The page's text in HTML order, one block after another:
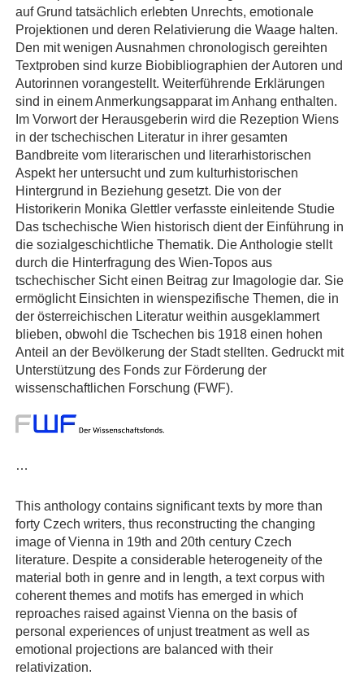
auf Grund tatsächlich erlebten Unrechts, emotionale
Projektionen und deren Relativierung die Waage halten.
Den mit wenigen Ausnahmen chronologisch gereihten
Textproben sind kurze Biobibliographien der Autoren und
Autorinnen vorangestellt. Weiterführende Erklärungen
sind in einem Anmerkungsapparat im Anhang enthalten.
Im Vorwort der Herausgeberin wird die Rezeption Wiens
in der tschechischen Literatur in ihrer gesamten
Bandbreite vom literarischen und literarhistorischen
Aspekt her untersucht und zum kulturhistorischen
Hintergrund in Beziehung gesetzt. Die von der
Historikerin Monika Glettler verfasste einleitende Studie
Das tschechische Wien historisch dient der Einführung in
die sozialgeschichtliche Thematik. Die Anthologie stellt
durch die Hinterfragung des Wien-Topos aus
tschechischer Sicht einen Beitrag zur Imagologie dar. Sie
ermöglicht Einsichten in wienspezifische Themen, die in
der österreichischen Literatur weithin ausgeklammert
blieben, obwohl die Tschechen bis 1918 einen hohen
Anteil an der Bevölkerung der Stadt stellten. Gedruckt mit
Unterstützung des Fonds zur Förderung der
wissenschaftlichen Forschung (FWF).
…
This anthology contains significant texts by more than
forty Czech writers, thus reconstructing the changing
image of Vienna in 19th and 20th century Czech
literature. Despite a considerable heterogeneity of the
material both in genre and in length, a text corpus with
coherent themes and motifs has emerged in which
reproaches raised against Vienna on the basis of
personal experiences of unjust treatment as well as
emotional projections are balanced with their
relativization.